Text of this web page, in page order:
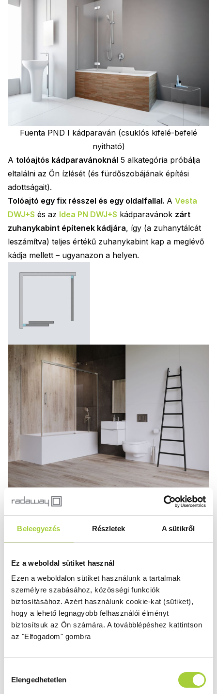
Beleegyezés Részletek A sütikről
Ez a weboldal sütiket használ
Ezen a weboldalon sütiket használunk a tartalmak
személyre szabásához, közösségi funkciók
biztosításához. Azért használunk cookie-kat (sütiket),
hogy a lehető legnagyobb felhasználói élményt
biztosítsuk az Ön számára. A továbblépéshez kattintson
az "Elfogadom" gombra
kiválasztása
Elengedhetetlen
Fuenta PND I kádparaván (csuklós kifelé-befelé
nyitható)
A tolóajtós kádparavánoknál 5 alkategória próbálja
eltalálni az Ön ízlését (és fürdőszobájának építési
adottságait).
Tolóajtó egy fix résszel és egy oldalfallal. A Vesta
DWJ+S és az Idea PN DWJ+S kádparavánok zárt
zuhanykabint építenek kádjára, így (a zuhanytálcát
leszámítva) teljes értékű zuhanykabint kap a meglévő
kádja mellett – ugyanazon a helyen.
Idea PN DWJ+S tolóajtós kádparaván
Zárt kádparaván tolóajtóval egy fix résszel
. AVesta
különböznek az oldalfalas kiviteltől, hogy itt
ugyanúgy zárt zuhanyteret kapunk